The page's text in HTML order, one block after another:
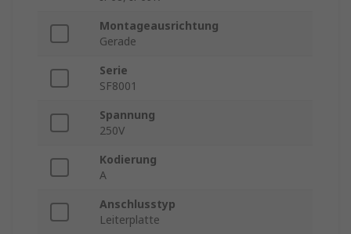
Montageausrichtung
Gerade
Serie
SF8001
Spannung
250V
Kodierung
A
Anschlusstyp
Leiterplatte